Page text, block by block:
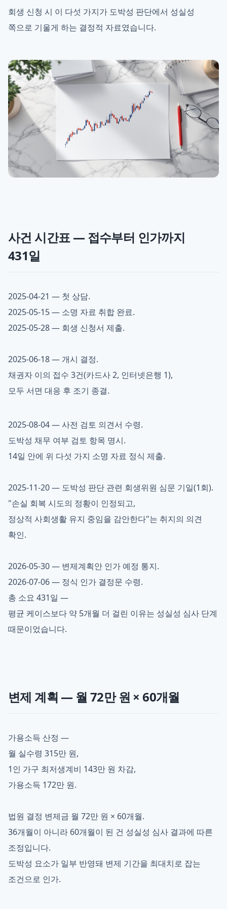
회생 신청 시 이 다섯 가지가 도박성 판단에서 성실성
쪽으로 기울게 하는 결정적 자료였습니다.
사건 시간표 — 접수부터 인가까지
431일
2025-04-21 — 첫 상담.
2025-05-15 — 소명 자료 취합 완료.
2025-05-28 — 회생 신청서 제출.
2025-06-18 — 개시 결정.
채권자 이의 접수 3건(카드사 2, 인터넷은행 1),
모두 서면 대응 후 조기 종결.
2025-08-04 — 사전 검토 의견서 수령.
도박성 채무 여부 검토 항목 명시.
14일 안에 위 다섯 가지 소명 자료 정식 제출.
2025-11-20 — 도박성 판단 관련 회생위원 심문 기일(1회).
"손실 회복 시도의 정황이 인정되고,
정상적 사회생활 유지 중임을 감안한다"는 취지의 의견
확인.
2026-05-30 — 변제계획안 인가 예정 통지.
2026-07-06 — 정식 인가 결정문 수령.
총 소요 431일 —
평균 케이스보다 약 5개월 더 걸린 이유는 성실성 심사 단계
때문이었습니다.
변제 계획 — 월 72만 원 × 60개월
가용소득 산정 —
월 실수령 315만 원,
1인 가구 최저생계비 143만 원 차감,
가용소득 172만 원.
법원 결정 변제금 월 72만 원 × 60개월.
36개월이 아니라 60개월이 된 건 성실성 심사 결과에 따른
조정입니다.
도박성 요소가 일부 반영돼 변제 기간을 최대치로 잡는
조건으로 인가.